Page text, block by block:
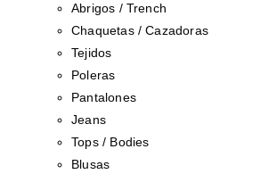
Abrigos / Trench
Chaquetas / Cazadoras
Tejidos
Poleras
Pantalones
Jeans
Tops / Bodies
Blusas